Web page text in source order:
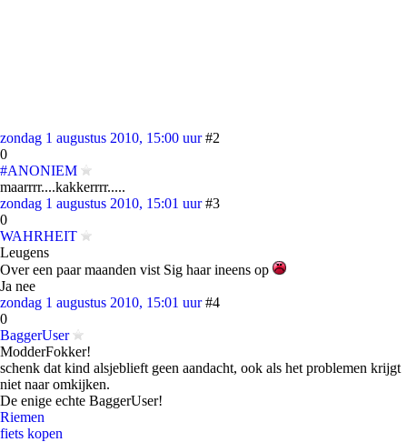
zondag 1 augustus 2010, 15:00 uur #2
0
#ANONIEM
maarrrr....kakkerrrr.....
zondag 1 augustus 2010, 15:01 uur #3
0
WAHRHEIT
Leugens
Over een paar maanden vist Sig haar ineens op
Ja nee
zondag 1 augustus 2010, 15:01 uur #4
0
BaggerUser
ModderFokker!
schenk dat kind alsjeblieft geen aandacht, ook als het problemen krijgt
niet naar omkijken.
De enige echte BaggerUser!
Riemen
fiets kopen